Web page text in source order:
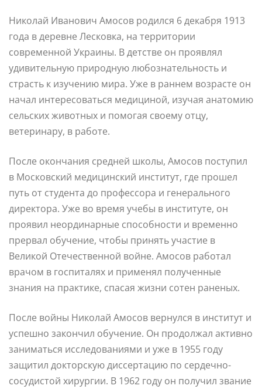
Николай Иванович Амосов родился 6 декабря 1913
года в деревне Лесковка, на территории
современной Украины. В детстве он проявлял
удивительную природную любознательность и
страсть к изучению мира. Уже в раннем возрасте он
начал интересоваться медициной, изучая анатомию
сельских животных и помогая своему отцу,
ветеринару, в работе.
После окончания средней школы, Амосов поступил
в Московский медицинский институт, где прошел
путь от студента до профессора и генерального
директора. Уже во время учебы в институте, он
проявил неординарные способности и временно
прервал обучение, чтобы принять участие в
Великой Отечественной войне. Амосов работал
врачом в госпиталях и применял полученные
знания на практике, спасая жизни сотен раненых.
После войны Николай Амосов вернулся в институт и
успешно закончил обучение. Он продолжал активно
заниматься исследованиями и уже в 1955 году
защитил докторскую диссертацию по сердечно-
сосудистой хирургии. В 1962 году он получил звание